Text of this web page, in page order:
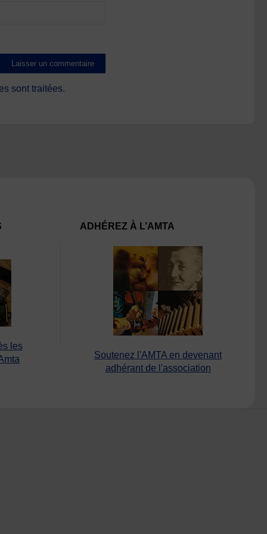
sont traitées.
les
ADHÉREZ À L’AMTA
Soutenez l'AMTA en devenant
adhérant de l'association